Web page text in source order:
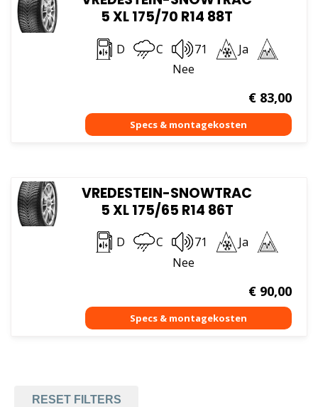
5 XL 175/70 R14 88T
D C 71
Ja
Nee
€83,00
VREDESTEIN-SNOWTRAC
5 XL 175/65 R14 86T
D C 71
Ja
Nee
€90,00
RESET FILTERS